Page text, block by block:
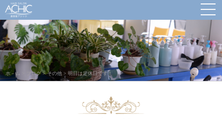
ホ－ム ブログ>その他 >明日は定休日です！